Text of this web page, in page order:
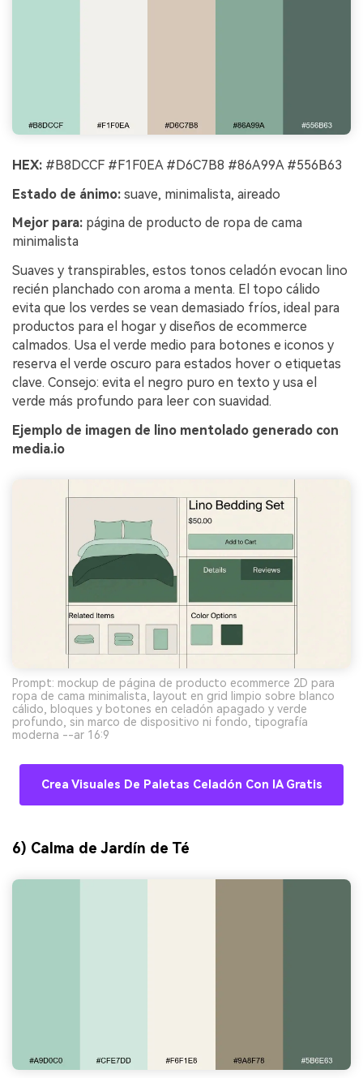
HEX: #B8DCCF #F1F0EA #D6C7B8 #86A99A #556B63
Estado de ánimo: suave, minimalista, aireado
Mejor para: página de producto de ropa de cama
minimalista
Suaves y transpirables, estos tonos celadón evocan lino
recién planchado con aroma a menta. El topo cálido
evita que los verdes se vean demasiado fríos, ideal para
productos para el hogar y diseños de ecommerce
calmados. Usa el verde medio para botones e iconos y
reserva el verde oscuro para estados hover o etiquetas
clave. Consejo: evita el negro puro en texto y usa el
verde más profundo para leer con suavidad.
Ejemplo de imagen de lino mentolado generado con
media.io
Prompt: mockup de página de producto ecommerce 2D para
ropa de cama minimalista, layout en grid limpio sobre blanco
cálido, bloques y botones en celadón apagado y verde
profundo, sin marco de dispositivo ni fondo, tipografía
moderna --ar 16:9
Crea Visuales De Paletas Celadón Con IA Gratis
6) Calma de Jardín de Té